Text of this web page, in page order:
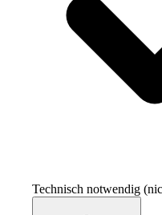
Technisch notwendig